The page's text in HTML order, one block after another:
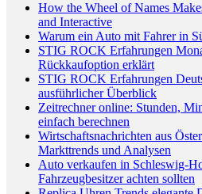
How the Wheel of Names
and Interactive
Warum ein Auto mit Fahrer in
STIG ROCK Erfahrungen
Rückkaufoption erklärt
STIG ROCK Erfahrungen
ausführlicher Überblick
Zeitrechner online: Stunden,
einfach berechnen
Wirtschaftsnachrichten aus
Markttrends und Analysen
Auto verkaufen in Schleswig-
Fahrzeugbesitzer achten sollten